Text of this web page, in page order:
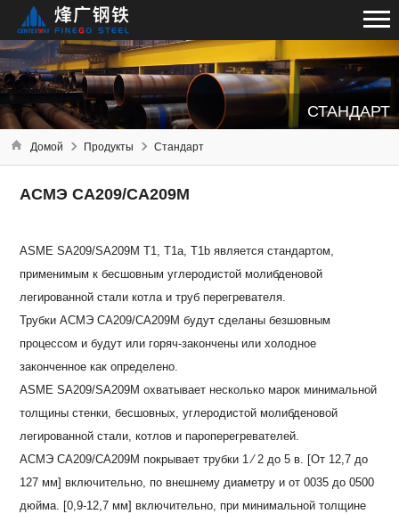
СТАНДАРТ
Домой Продукты Стандарт
АСМЭ СА209/СА209М
ASME SA209/SA209M T1, T1a, T1b является стандартом,
применимым к бесшовным углеродистой молибденовой
легированной стали котла и труб перегревателя.
Трубки АСМЭ СА209/СА209М будут сделаны безшовным
процессом и будут или горяч-закончены или холодное
законченное как определено.
ASME SA209/SA209M охватывает несколько марок минимальной
толщины стенки, бесшовных, углеродистой молибденовой
легированной стали, котлов и пароперегревателей.
АСМЭ СА209/СА209М покрывает трубки 1 ⁄ 2 до 5 в. [От 12,7 до
127 мм] включительно, по внешнему диаметру и от 0035 до 0500
дюйма. [0,9-12,7 мм] включительно, при минимальной толщине